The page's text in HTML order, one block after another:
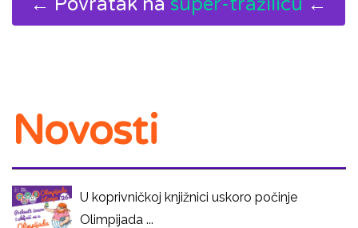
Novosti
U koprivničkoj knjižnici uskoro počinje
Olimpijada ...